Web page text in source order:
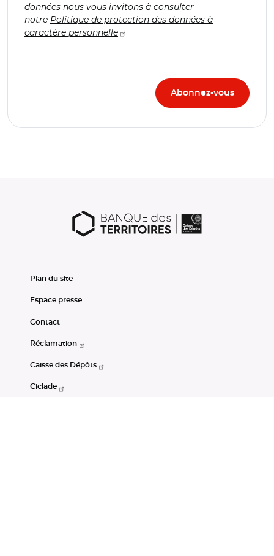
données nous vous invitons à consulter
notre Politique de protection des données à
caractère personnelle
Plan du site
Espace presse
Contact
Réclamation
Caisse des Dépôts
Ciclade